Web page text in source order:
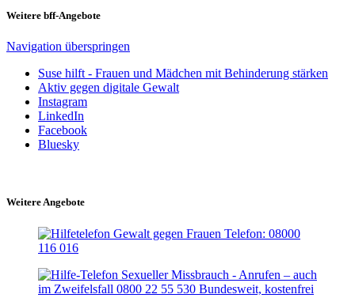
Weitere bff-Angebote
Navigation überspringen
Suse hilft - Frauen und Mädchen mit Behinderung stärken
Aktiv gegen digitale Gewalt
Instagram
LinkedIn
Facebook
Bluesky
Weitere Angebote